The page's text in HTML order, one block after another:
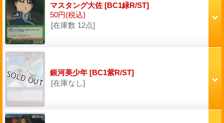
マスタング大佐 [BC1緑R/ST]
50円(税込)
[在庫数 12点]
銀河美少年 [BC1紫R/ST]
[在庫なし]